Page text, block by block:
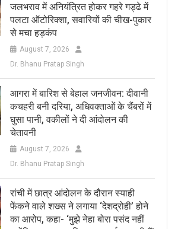
जलभराव में अनियंत्रित होकर गहरे गड्ढे में
पलटा ऑटोरिक्शा, सवारियों की चीख-पुकार
से मचा हड़कंप
August 7, 2026
Dr. Bhanu Pratap Singh
आगरा में बारिश से बेहाल जनजीवन: दीवानी
कचहरी बनी दरिया, अधिवक्ताओं के चैंबरों में
घुसा पानी, वकीलों ने दी आंदोलन की
चेतावनी
August 7, 2026
Dr. Bhanu Pratap Singh
रांची में छात्र आंदोलन के दौरान स्याही
फेंकने वाले शख्स ने लगाया ‘देशद्रोही’ होने
का आरोप, कहा- ‘मुझे नेहा बोरा पसंद नहीं